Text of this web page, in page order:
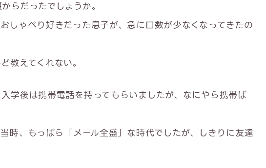
らだったでしょうか。
しゃべり好きだった息子が、急に口数が少なくなってきたの
教えてくれない。
学後は携帯電話を持ってもらいましたが、なにやら携帯ば
時、もっぱら「メール全盛」な時代でしたが、しきりに友達